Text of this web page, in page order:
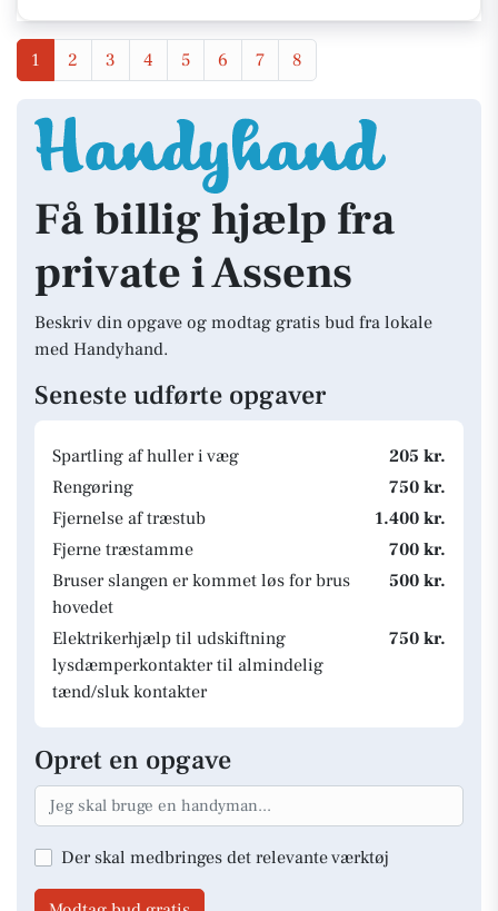
1 2 3 4 5 6 7 8
Få billig hjælp fra
private i Assens
Beskriv din opgave og modtag gratis bud fra lokale
med Handyhand.
Seneste udførte opgaver
Spartling af huller i væg
205 kr.
Rengøring
750 kr.
Fjernelse af træstub
1.400 kr.
Fjerne træstamme
700 kr.
Bruser slangen er kommet løs for brus
hovedet
500 kr.
Elektrikerhjælp til udskiftning
lysdæmperkontakter til almindelig
tænd/sluk kontakter
750 kr.
Opret en opgave
Der skal medbringes det relevante værktøj